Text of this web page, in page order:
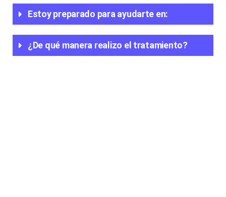
Estoy preparado para ayudarte en:
¿De qué manera realizo el tratamiento?​